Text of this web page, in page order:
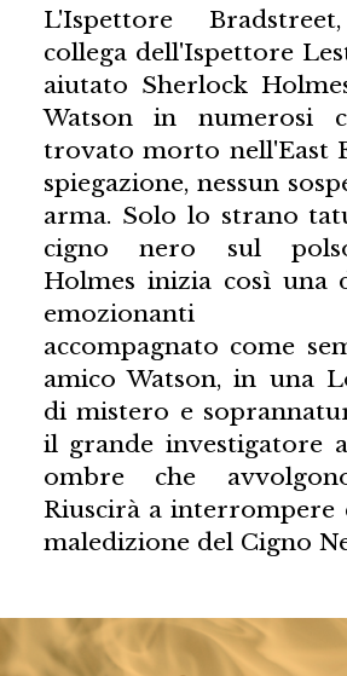
L'Ispettore
collega dell'Ispettore
aiutato Sherlock
Watson in numerosi
trovato morto nell'East
spiegazione, nessun
arma. Solo lo strano
cigno nero sul
Holmes inizia così una
emozionanti
accompagnato come
amico Watson, in una
di mistero e
il grande investigatore
ombre che
Riuscirà a interrompere
maledizione del Cigno